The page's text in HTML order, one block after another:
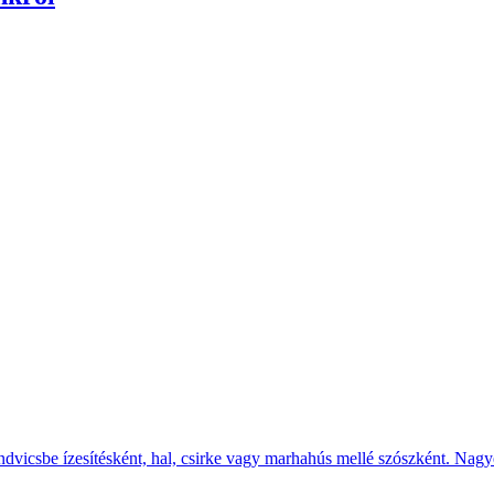
ízesítésként, hal, csirke vagy marhahús mellé szószként.